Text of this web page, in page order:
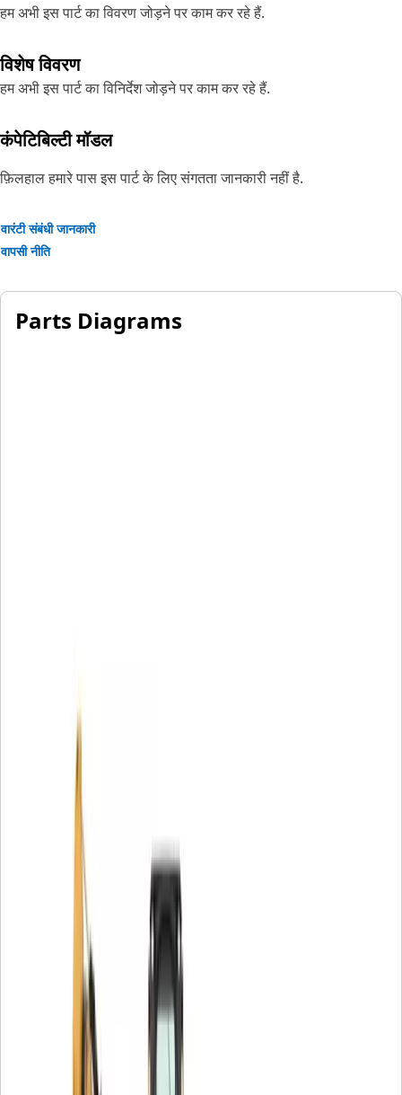
हम अभी इस पार्ट का विवरण जोड़ने पर काम कर रहे हैं.
विशेष विवरण
हम अभी इस पार्ट का विनिर्देश जोड़ने पर काम कर रहे हैं.
कंपेटिबिल्टी मॉडल
फ़िलहाल हमारे पास इस पार्ट के लिए संगतता जानकारी नहीं है.
वारंटी संबंधी जानकारी
वापसी नीति
Parts Diagrams